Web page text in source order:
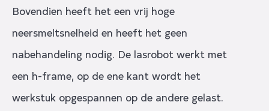
Bovendien heeft het een vrij hoge
neersmeltsnelheid en heeft het geen
nabehandeling nodig. De lasrobot werkt met
een h-frame, op de ene kant wordt het
werkstuk opgespannen op de andere gelast.